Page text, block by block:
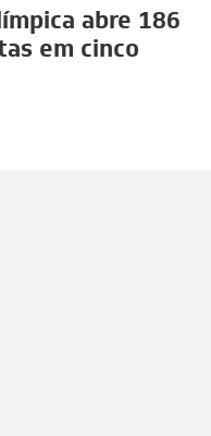
abre 186
em cinco